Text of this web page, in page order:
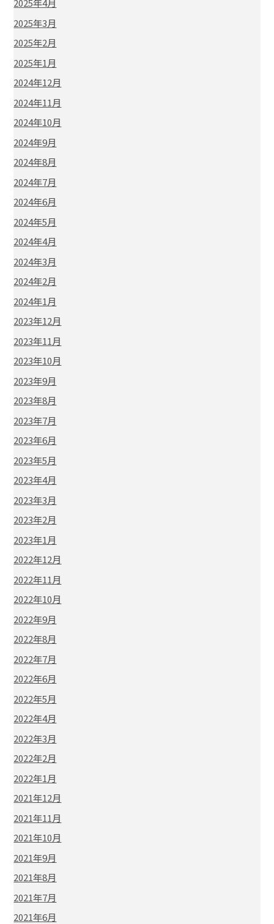
2025年4月
2025年3月
2025年2月
2025年1月
2024年12月
2024年11月
2024年10月
2024年9月
2024年8月
2024年7月
2024年6月
2024年5月
2024年4月
2024年3月
2024年2月
2024年1月
2023年12月
2023年11月
2023年10月
2023年9月
2023年8月
2023年7月
2023年6月
2023年5月
2023年4月
2023年3月
2023年2月
2023年1月
2022年12月
2022年11月
2022年10月
2022年9月
2022年8月
2022年7月
2022年6月
2022年5月
2022年4月
2022年3月
2022年2月
2022年1月
2021年12月
2021年11月
2021年10月
2021年9月
2021年8月
2021年7月
2021年6月